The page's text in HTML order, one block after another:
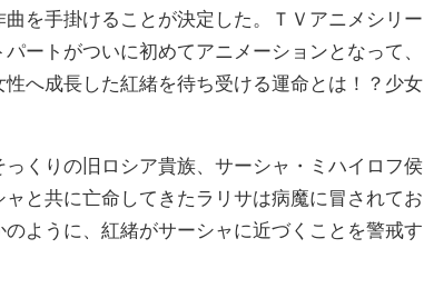
を手掛けることが決定した。ＴＶアニメシリー
ートがついに初めてアニメーションとなって、
へ成長した紅緒を待ち受ける運命とは！？少女
くりの旧ロシア貴族、サーシャ・ミハイロフ侯
と共に亡命してきたラリサは病魔に冒されてお
ように、紅緒がサーシャに近づくことを警戒す